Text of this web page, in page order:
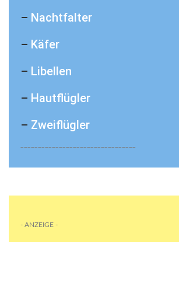
– Nachtfalter
– Käfer
– Libellen
– Hautflügler
– Zweiflügler
- ANZEIGE -